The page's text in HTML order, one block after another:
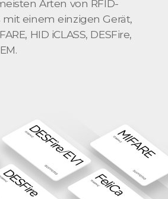
Arten von RFID-
einem einzigen Gerät,
HID iCLASS, DESFire,